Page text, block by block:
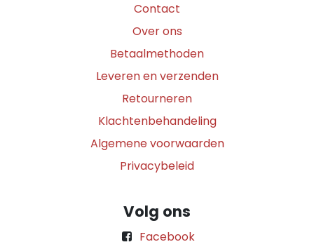
Contact
Over ons
Betaalmethoden
Leveren en verzenden
Retourneren
Klachtenbehandeling
Algemene voorwaarden
Privacybeleid
Volg ons
Facebook